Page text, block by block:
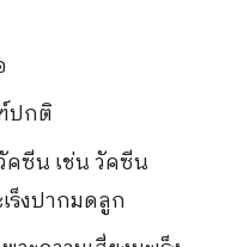
ปกติ
คซีน เช่น วัคซีน
ร็งปากมดลูก